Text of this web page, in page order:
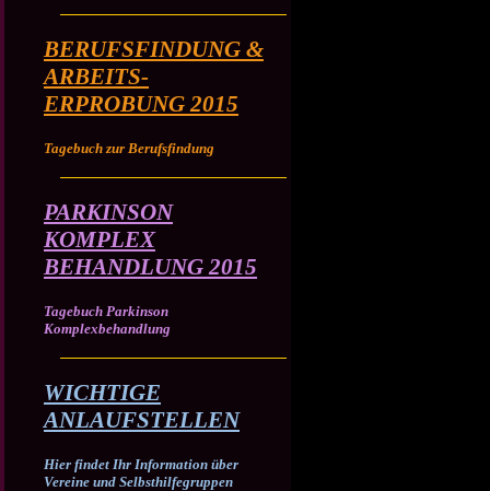
BERUFSFINDUNG &
ARBEITS-
ERPROBUNG 2015
Tagebuch zur Berufsfindung
PARKINSON
KOMPLEX
BEHANDLUNG 2015
Tagebuch Parkinson
Komplexbehandlung
WICHTIGE
ANLAUFSTELLEN
Hier findet Ihr Information über
Vereine und Selbsthilfegruppen